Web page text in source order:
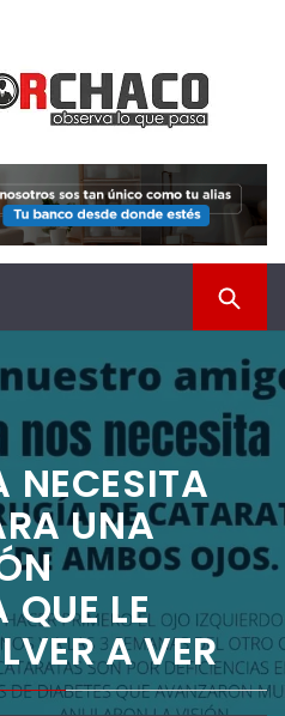
NECESITA
UNA
QUE LE
A VER